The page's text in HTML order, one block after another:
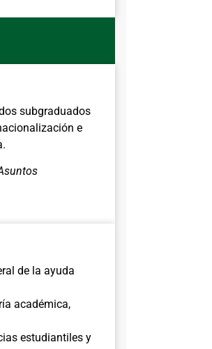
subgraduados
e
de la ayuda
académica,
estudiantiles y